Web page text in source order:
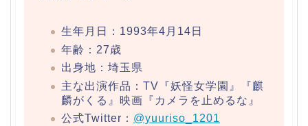
生年月日：1993年4月14日
年齢：27歳
出身地：埼玉県
主な出演作品：TV『妖怪女学園』『麒
麟がくる』映画『カメラを止めるな』
公式Twitter： @yuuriso_1201